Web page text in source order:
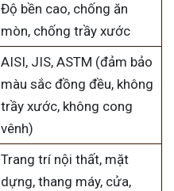
Độ bền cao, chống ăn
mòn, chống trầy xước
AISI, JIS, ASTM (đảm bảo
màu sắc đồng đều, không
trầy xước, không cong
vênh)
Trang trí nội thất, mặt
dựng, thang máy, cửa,